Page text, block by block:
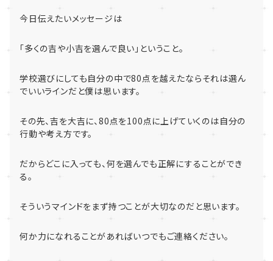
今日伝えたいメッセージは
「多くの吉や小吉を選んで良い」ということ。
学校選びにしても自分の中で80点を越えたならそれは選ん
でいいラインだと僕は思います。
その先、吉を大吉に、80点を100点に上げていくのは自分の
行動や考え方です。
だからどこに入っても、何を選んでも正解にすることができ
る。
そういうマインドをまず持つことが大切なのだと思います。
何か力になれることがあればいつでもご連絡ください。